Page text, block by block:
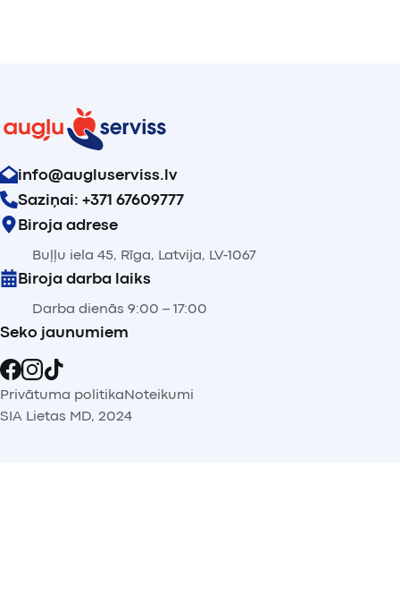
info@augluserviss.lv
Saziņai: +371 67609777
Biroja adrese
Buļļu iela 45, Rīga, Latvija, LV-1067
Biroja darba laiks
Darba dienās 9:00 – 17:00
Seko jaunumiem
Privātuma politikaNoteikumi
SIA Lietas MD, 2024